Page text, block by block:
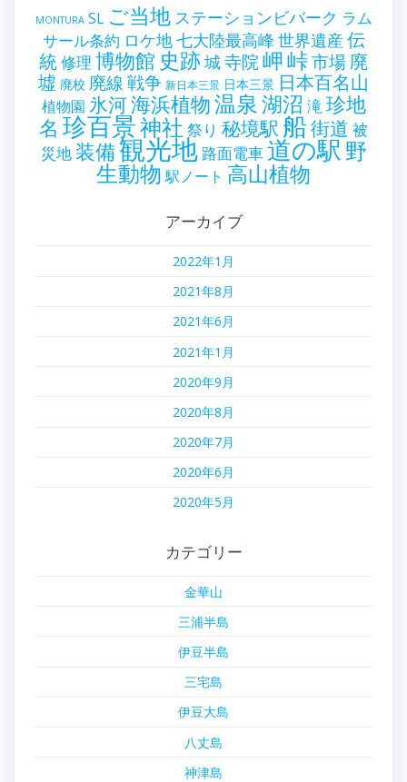
MONTURA SL ご当地 ステーションビバーク ラム
サール条約 ロケ地七大陸最高峰 世界遺産 伝
統修理 博物館 史跡城寺院岬峠市場 廃
墟 廃校 廃線戦争 新日本三景 日本三景 日本百名山
植物園 氷河海浜植物温泉湖沼 滝珍地
名 珍百景神社 祭り 秘境駅 船街道 被
災地装備観光地 路面電車道の駅 野
生動物 駅ノート 高山植物
アーカイブ
2022年1月
2021年8月
2021年6月
2021年1月
2020年9月
2020年8月
2020年7月
2020年6月
2020年5月
カテゴリー
金華山
三浦半島
伊豆半島
三宅島
伊豆大島
八丈島
神津島